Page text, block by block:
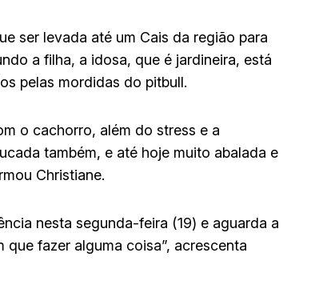
ser levada até um Cais da região para
a filha, a idosa, que é jardineira, está
pelas mordidas do pitbull.
o cachorro, além do stress e a
também, e até hoje muito abalada e
Christiane.
nesta segunda-feira (19) e aguarda a
fazer alguma coisa”, acrescenta